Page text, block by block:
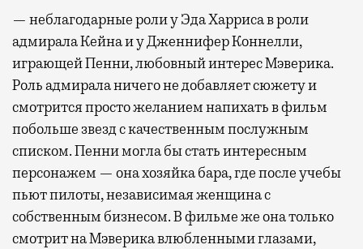
— неблагодарные роли у Эда Харриса в роли
адмирала Кейна и у Дженнифер Коннелли,
играющей Пенни, любовный интерес Мэверика.
Роль адмирала ничего не добавляет сюжету и
смотрится просто желанием напихать в фильм
побольше звезд с качественным послужным
списком. Пенни могла бы стать интересным
персонажем — она хозяйка бара, где после учебы
пьют пилоты, независимая женщина с
собственным бизнесом. В фильме же она только
смотрит на Мэверика влюбленными глазами,